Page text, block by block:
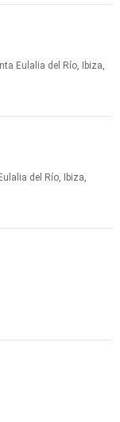
Eulalia del Río, Ibiza,
del Río, Ibiza,